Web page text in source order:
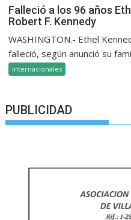
Falleció a los 96 años
Robert F. Kennedy
WASHINGTON.- Ethel
falleció, según anunció su
Internacionales
PUBLICIDAD